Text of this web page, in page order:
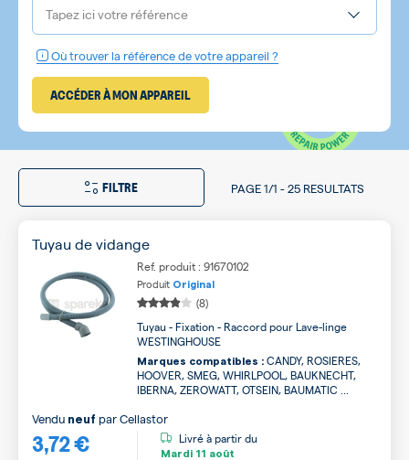
Tapez ici votre référence
Où trouver la référence de votre appareil ?
ACCÉDER À MON APPAREIL
FILTRE PAGE1/1 -25 RESULTATS
Tuyau de vidange
Ref. produit : 91670102
Produit Original
(8)
Tuyau - Fixation - Raccord pour Lave-linge
WESTINGHOUSE
Marques compatibles : CANDY, ROSIERES,
HOOVER, SMEG, WHIRLPOOL, BAUKNECHT,
IBERNA, ZEROWATT, OTSEIN, BAUMATIC ...
3,72 €
Vendu neuf parCellastor
Livré à partir du
Mardi 11 août